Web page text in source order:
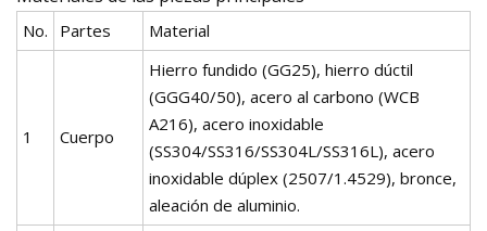
No. Partes Material
1 Cuerpo
Hierro fundido (GG25), hierro dúctil
(GGG40/50), acero al carbono (WCB
A216), acero inoxidable
(SS304/SS316/SS304L/SS316L), acero
inoxidable dúplex (2507/1.4529), bronce,
aleación de aluminio.